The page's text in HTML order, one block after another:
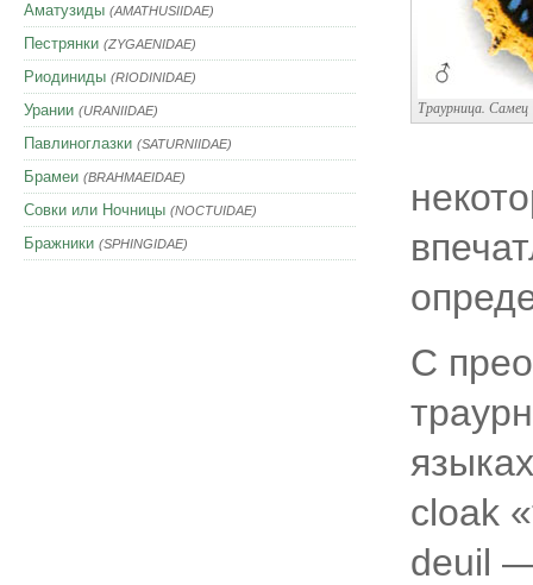
Аматузиды (AMATHUSIIDAE)
Пестрянки (ZYGAENIDAE)
Риодиниды (RIODINIDAE)
Урании (URANIIDAE)
Павлиноглазки (SATURNIIDAE)
Брамеи (BRAHMAEIDAE)
Совки или Ночницы (NOCTUIDAE)
Бражники (SPHINGIDAE)
Траурница. Самец
С
cloak
deuil